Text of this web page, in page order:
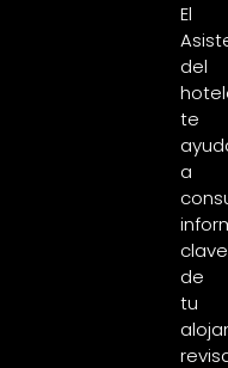
El
del
te
a
clave
de
tu